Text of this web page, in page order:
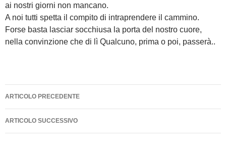
ai nostri giorni non mancano.
A noi tutti spetta il compito di intraprendere il cammino.
Forse basta lasciar socchiusa la porta del nostro cuore,
nella convinzione che di lì Qualcuno, prima o poi, passerà..
Navigazione
articolo
ARTICOLO PRECEDENTE
ARTICOLO SUCCESSIVO